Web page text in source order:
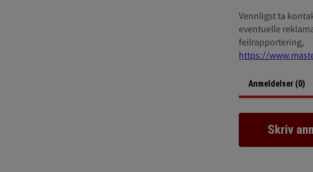
Vennligst ta
eventuelle
feilrapportering,
https://
Anmeldelser (0)
Skriv